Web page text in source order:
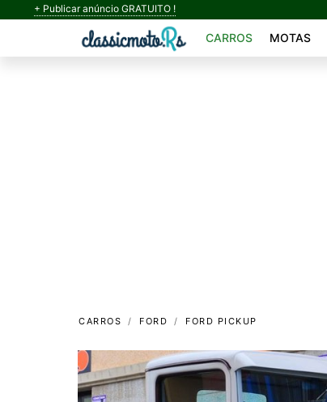
+ Publicar anúncio GRATUITO !
CARROS MOTAS
CARROS FORD FORD PICKUP